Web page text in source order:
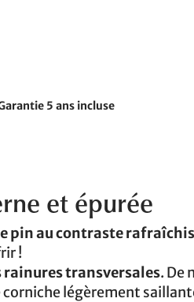
5 ans incluse
et épurée
pin au contraste
!
rainures transversales. De
légèrement